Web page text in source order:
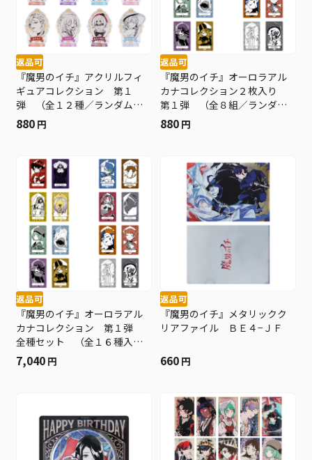
返品可
『魔男のイチ』アクリルフィ
ギュアコレクション 第１
弾 （全１２種／ランダム１
種入り） ＢＥ４−ＪＦ
880 円
返品可
『魔男のイチ』オーロラアル
カナコレクション２枚入り
第１弾 （全８組／ランダム
１組入り） ＢＥ４−ＪＦ
880 円
返品可
『魔男のイチ』オーロラアル
カナコレクション 第１弾
全種セット （全１６種入
り） ＢＥ４−ＪＦ
7,040 円
返品可
『魔男のイチ』メタリックク
リアファイル ＢＥ４−ＪＦ
660 円